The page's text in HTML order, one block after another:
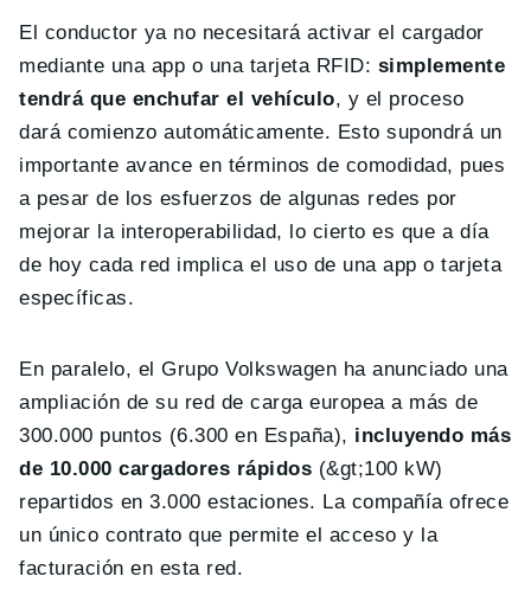
El conductor ya no necesitará activar el cargador
mediante una app o una tarjeta RFID: simplemente
tendrá que enchufar el vehículo, y el proceso
dará comienzo automáticamente. Esto supondrá un
importante avance en términos de comodidad, pues
a pesar de los esfuerzos de algunas redes por
mejorar la interoperabilidad, lo cierto es que a día
de hoy cada red implica el uso de una app o tarjeta
específicas.
En paralelo, el Grupo Volkswagen ha anunciado una
ampliación de su red de carga europea a más de
300.000 puntos (6.300 en España), incluyendo más
de 10.000 cargadores rápidos (&gt;100 kW)
repartidos en 3.000 estaciones. La compañía ofrece
un único contrato que permite el acceso y la
facturación en esta red.